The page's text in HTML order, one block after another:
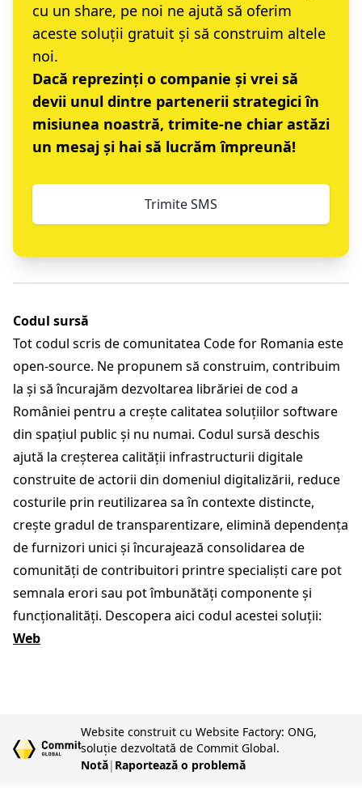
cu un share, pe noi ne ajută să oferim
aceste soluții gratuit și să construim altele
noi.
Dacă reprezinți o companie și vrei să
devii unul dintre partenerii strategici în
misiunea noastră, trimite-ne chiar astăzi
un mesaj și hai să lucrăm împreună!
Trimite SMS
Codul sursă
Tot codul scris de comunitatea Code for Romania este
open-source. Ne propunem să construim, contribuim
la și să încurajăm dezvoltarea librăriei de cod a
României pentru a crește calitatea soluțiilor software
din spațiul public și nu numai. Codul sursă deschis
ajută la creșterea calității infrastructurii digitale
construite de actorii din domeniul digitalizării, reduce
costurile prin reutilizarea sa în contexte distincte,
crește gradul de transparentizare, elimină dependența
de furnizori unici și încurajează consolidarea de
comunități de contribuitori printre specialiști care pot
semnala erori sau pot îmbunătăți componente și
funcționalități. Descopera aici codul acestei soluții:
Web
Website construit cu Website Factory: ONG,
soluție dezvoltată de Commit Global.
Notă| Raportează o problemă